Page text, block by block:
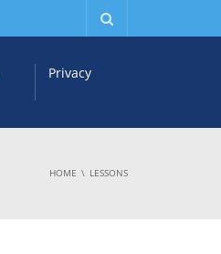
Privacy
HOME LESSONS